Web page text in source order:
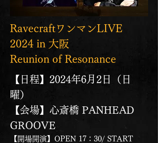
RavecraftワンマンLIVE
2024 in 大阪
Reunion of Resonance
【日程】2024年6月2日（日
曜）
【会場】心斎橋 PANHEAD
GROOVE
【開場開演】OPEN 17：30/ START